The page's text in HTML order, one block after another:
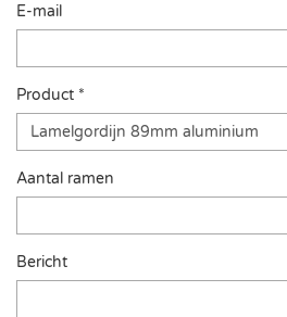
E-mail
Product *
Aantal ramen
Bericht